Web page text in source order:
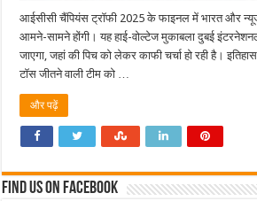
आईसीसी चैंपियंस ट्रॉफी 2025 के फाइनल में भारत और
आमने-सामने होंगी। यह हाई-वोल्टेज मुकाबला दुबई
जाएगा, जहां की पिच को लेकर काफी चर्चा हो रही है।
टॉस जीतने वाली टीम को …
और पढ़ें
Find us on Facebook